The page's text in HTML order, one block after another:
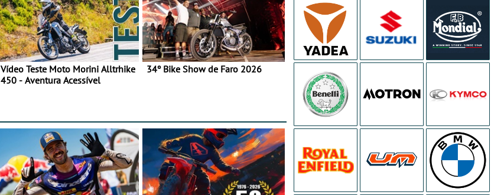
Vídeo Teste Moto Morini Alltrhike
450 - Aventura Acessível
34º Bike Show de Faro 2026